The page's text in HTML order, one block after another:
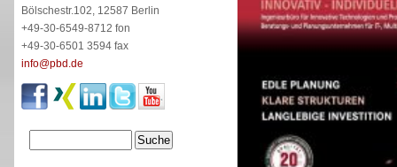
Bölschestr.102, 12587 Berlin
+49-30-6549-8712 fon
+49-30-6501 3594 fax
info@pbd.de